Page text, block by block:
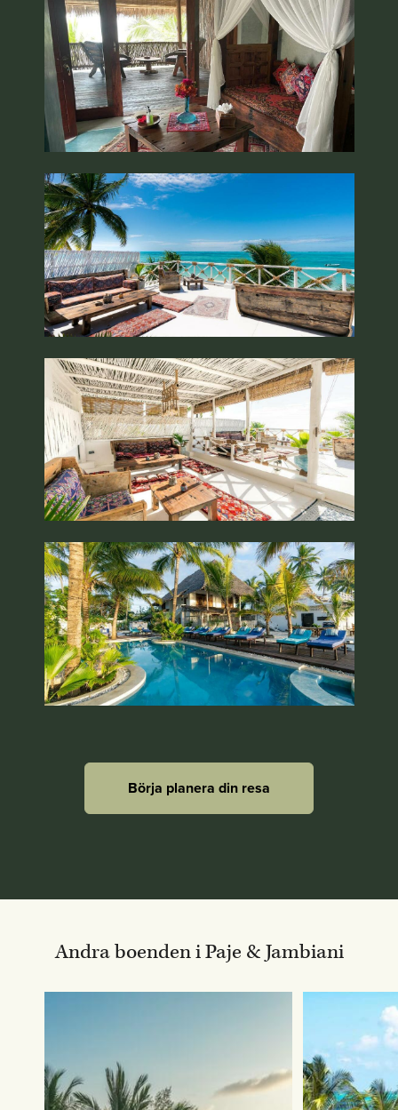
Börja planera din resa
Andra boenden i Paje & Jambiani